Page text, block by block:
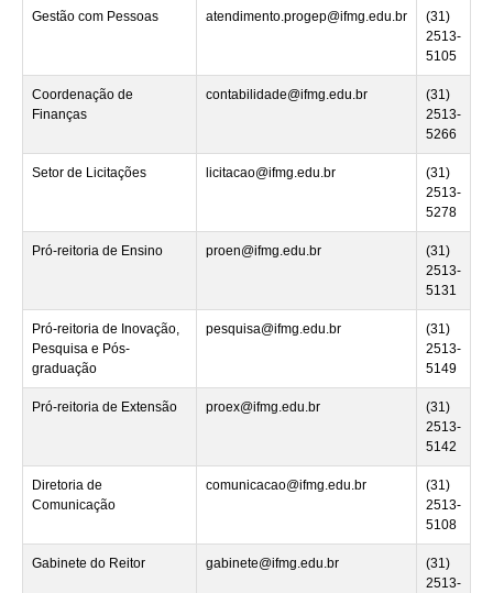
Gestão com Pessoas atendimento.progep@ifmg.edu.br
(31)
2513-
5105
Coordenação de
Finanças
contabilidade@ifmg.edu.br
(31)
2513-
5266
Setor de Licitações licitacao@ifmg.edu.br
(31)
2513-
5278
Pró-reitoria de Ensino proen@ifmg.edu.br
(31)
2513-
5131
Pró-reitoria de Inovação,
Pesquisa e Pós-
graduação
pesquisa@ifmg.edu.br
(31)
2513-
5149
Pró-reitoria de Extensão proex@ifmg.edu.br
(31)
2513-
5142
Diretoria de
Comunicação
comunicacao@ifmg.edu.br
(31)
2513-
5108
Gabinete do Reitor gabinete@ifmg.edu.br
(31)
2513-